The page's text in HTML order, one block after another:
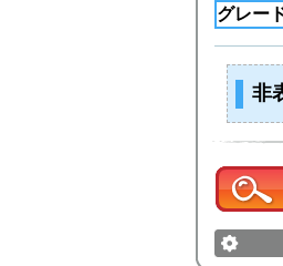
非